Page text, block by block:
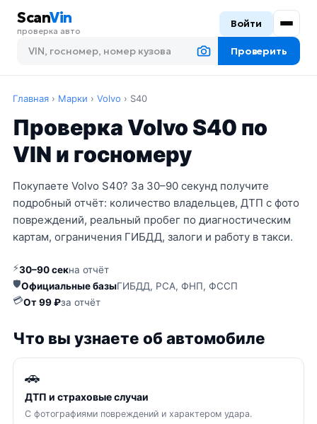
ScanVin
проверка авто
Проверить
Войти
Главная › Марки › Volvo › S40
Проверка Volvo S40 по
VIN и госномеру
Покупаете Volvo S40? За 30–90 секунд получите
подробный отчёт: количество владельцев, ДТП с фото
повреждений, реальный пробег по диагностическим
картам, ограничения ГИБДД, залоги и работу в такси.
⚡30–90 секна отчёт
🛡Официальные базыГИБДД, РСА, ФНП, ФССП
💳От 99 ₽за отчёт
Что вы узнаете об автомобиле
🚗
ДТП и страховые случаи
С фотографиями повреждений и характером удара.